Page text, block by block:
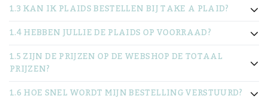
1.3 KAN IK PLAIDS BESTELLEN BIJ TAKE A PLAID?
1.4 HEBBEN JULLIE DE PLAIDS OP VOORRAAD?
1.5 ZIJN DE PRIJZEN OP DE WEBSHOP DE TOTAAL
PRIJZEN?
1.6 HOE SNEL WORDT MIJN BESTELLING VERSTUURD?